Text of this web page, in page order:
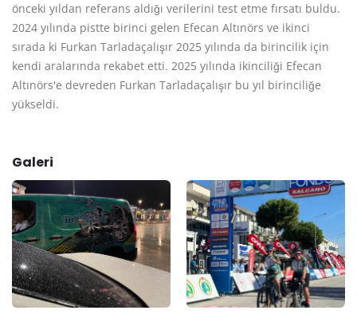
önceki yıldan referans aldığı verilerini test etme fırsatı buldu.
2024 yılında pistte birinci gelen Efecan Altınörs ve ikinci
sırada ki Furkan Tarladaçalışır 2025 yılında da birincilik için
kendi aralarında rekabet etti. 2025 yılında ikinciliği Efecan
Altınörs'e devreden Furkan Tarladaçalışır bu yıl birinciliğe
yükseldi.
Galeri